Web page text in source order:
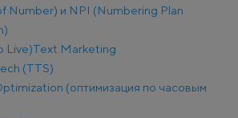
Number) и NPI (Numbering Plan
Live)Text Marketing
(TTS)
(оптимизация по часовым